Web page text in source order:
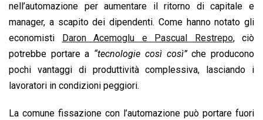
nell’automazione per aumentare il ritorno di capitale e
manager, a scapito dei dipendenti. Come hanno notato gli
economisti Daron Acemoglu e Pascual Restrepo, ciò
potrebbe portare a “tecnologie così così”che producono
pochi vantaggi di produttività complessiva, lasciando i
lavoratori in condizioni peggiori.
La comune fissazione con l’automazione può portare fuori